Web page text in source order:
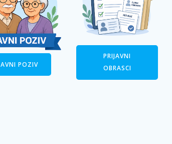
POZIV
PRIJAVNI
OBRASCI